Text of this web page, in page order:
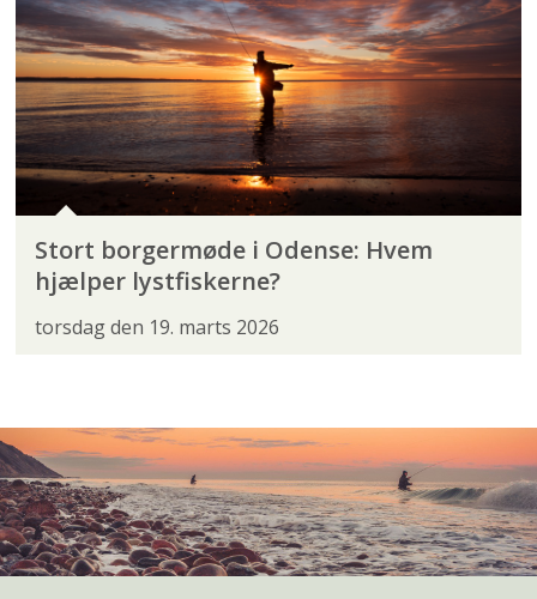
Stort borgermøde i Odense: Hvem
hjælper lystfiskerne?
torsdag den 19. marts 2026